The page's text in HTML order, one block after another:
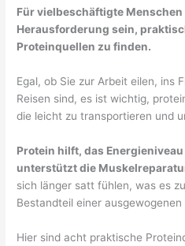
Für vielbeschäftigte Menschen
Herausforderung sein,
Proteinquellen zu finden.
Egal, ob Sie zur Arbeit eilen, ins
Reisen sind, es ist wichtig,
die leicht zu transportieren und
Protein hilft, das
unterstützt die
sich länger satt fühlen, was es
Bestandteil einer
Hier sind acht praktische